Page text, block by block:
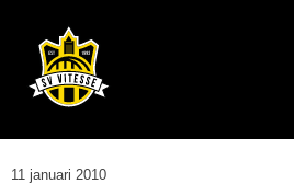
11 januari 2010